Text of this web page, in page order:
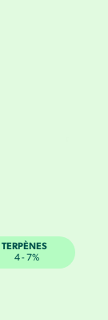
TERPÈNES
4 - 7%